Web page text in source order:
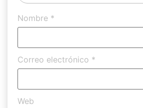
Nombre *
Correo electrónico *
Web